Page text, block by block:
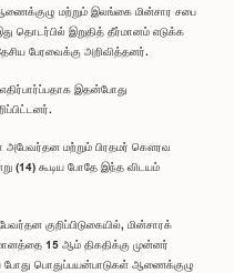
மற்றும் இலங்கை மின்சார சபை
தொடர்பில் இறுதித் தீர்மானம் எடுக்க
பேரவைக்கு அறிவித்தனர்.
இதன்போது
அபேவர்தன மற்றும் பிரதமர் கௌரவ
கூடிய போதே இந்த விடயம்
குறிப்பிடுகையில், மின்சாரக்
15 ஆம் திகதிக்கு முன்னர்
போது பொதுப்பயன்பாடுகள் ஆணைக்குழு